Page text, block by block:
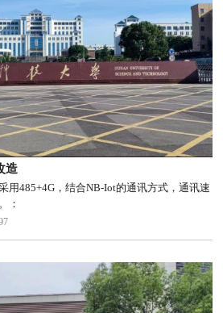
造
用485+4G，结合NB-Iot的通讯方式，通讯速
：